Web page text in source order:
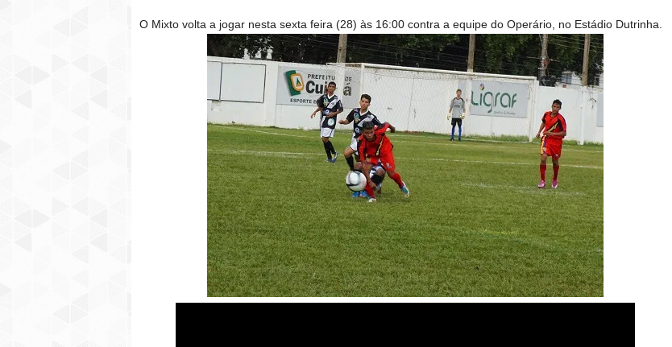
O Mixto volta a jogar nesta sexta feira (28) às 16:00 contra a equipe do Operário, no Estádio Dutrinha.